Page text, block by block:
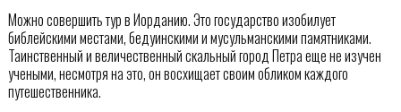
Можно совершить тур в Иорданию. Это государство изобилует
библейскими местами, бедуинскими и мусульманскими памятниками.
Таинственный и величественный скальный город Петра еще не изучен
учеными, несмотря на это, он восхищает своим обликом каждого
путешественника.